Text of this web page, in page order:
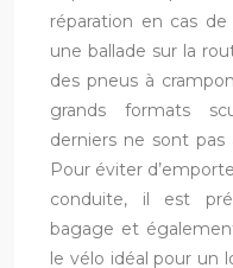
réparation en cas
une ballade sur la
des pneus à
grands formats
derniers ne sont
Pour éviter
conduite, il est
bagage et
le vélo idéal pour un